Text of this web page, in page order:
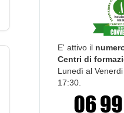
E' attivo il
Centri di
Lunedì al
17:30.